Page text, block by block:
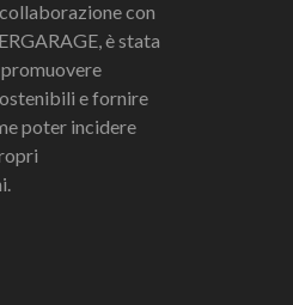
con
è stata
e fornire
poter incidere